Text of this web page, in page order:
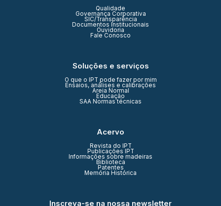
Qualidade
Governança Corporativa
SIC/Transparência
Documentos Institucionais
Ouvidoria
Fale Conosco
Soluções e serviços
O que o IPT pode fazer por mim
Ensaios, análises e calibrações
Areia Normal
Educação
SAA Normas técnicas
Acervo
Revista do IPT
Publicações IPT
Informações sobre madeiras
Biblioteca
Patentes
Memória Histórica
Inscreva-se na nossa newsletter